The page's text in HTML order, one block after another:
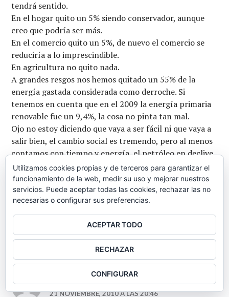
tendrá sentido.
En el hogar quito un 5% siendo conservador, aunque
creo que podría ser más.
En el comercio quito un 5%, de nuevo el comercio se
reduciría a lo imprescindible.
En agricultura no quito nada.
A grandes resgos nos hemos quitado un 55% de la
energía gastada considerada como derroche. Si
tenemos en cuenta que en el 2009 la energía primaria
renovable fue un 9,4%, la cosa no pinta tan mal.
Ojo no estoy diciendo que vaya a ser fácil ni que vaya a
salir bien, el cambio social es tremendo, pero al menos
contamos con tiempo y energía, el petróleo en declive
será suficiente teniendo en cuenta que el fuerte
recorte en el transporte privado va a ahorrar
muchisimo petroleo.
Saludos
RESPONDER
21 NOVIEMBRE, 2010 A LAS 20:46
Utilizamos cookies propias y de terceros para garantizar el
funcionamiento de la web, medir su uso y mejorar nuestros
servicios. Puede aceptar todas las cookies, rechazar las no
necesarias o configurar sus preferencias.
ACEPTAR TODO
RECHAZAR
CONFIGURAR